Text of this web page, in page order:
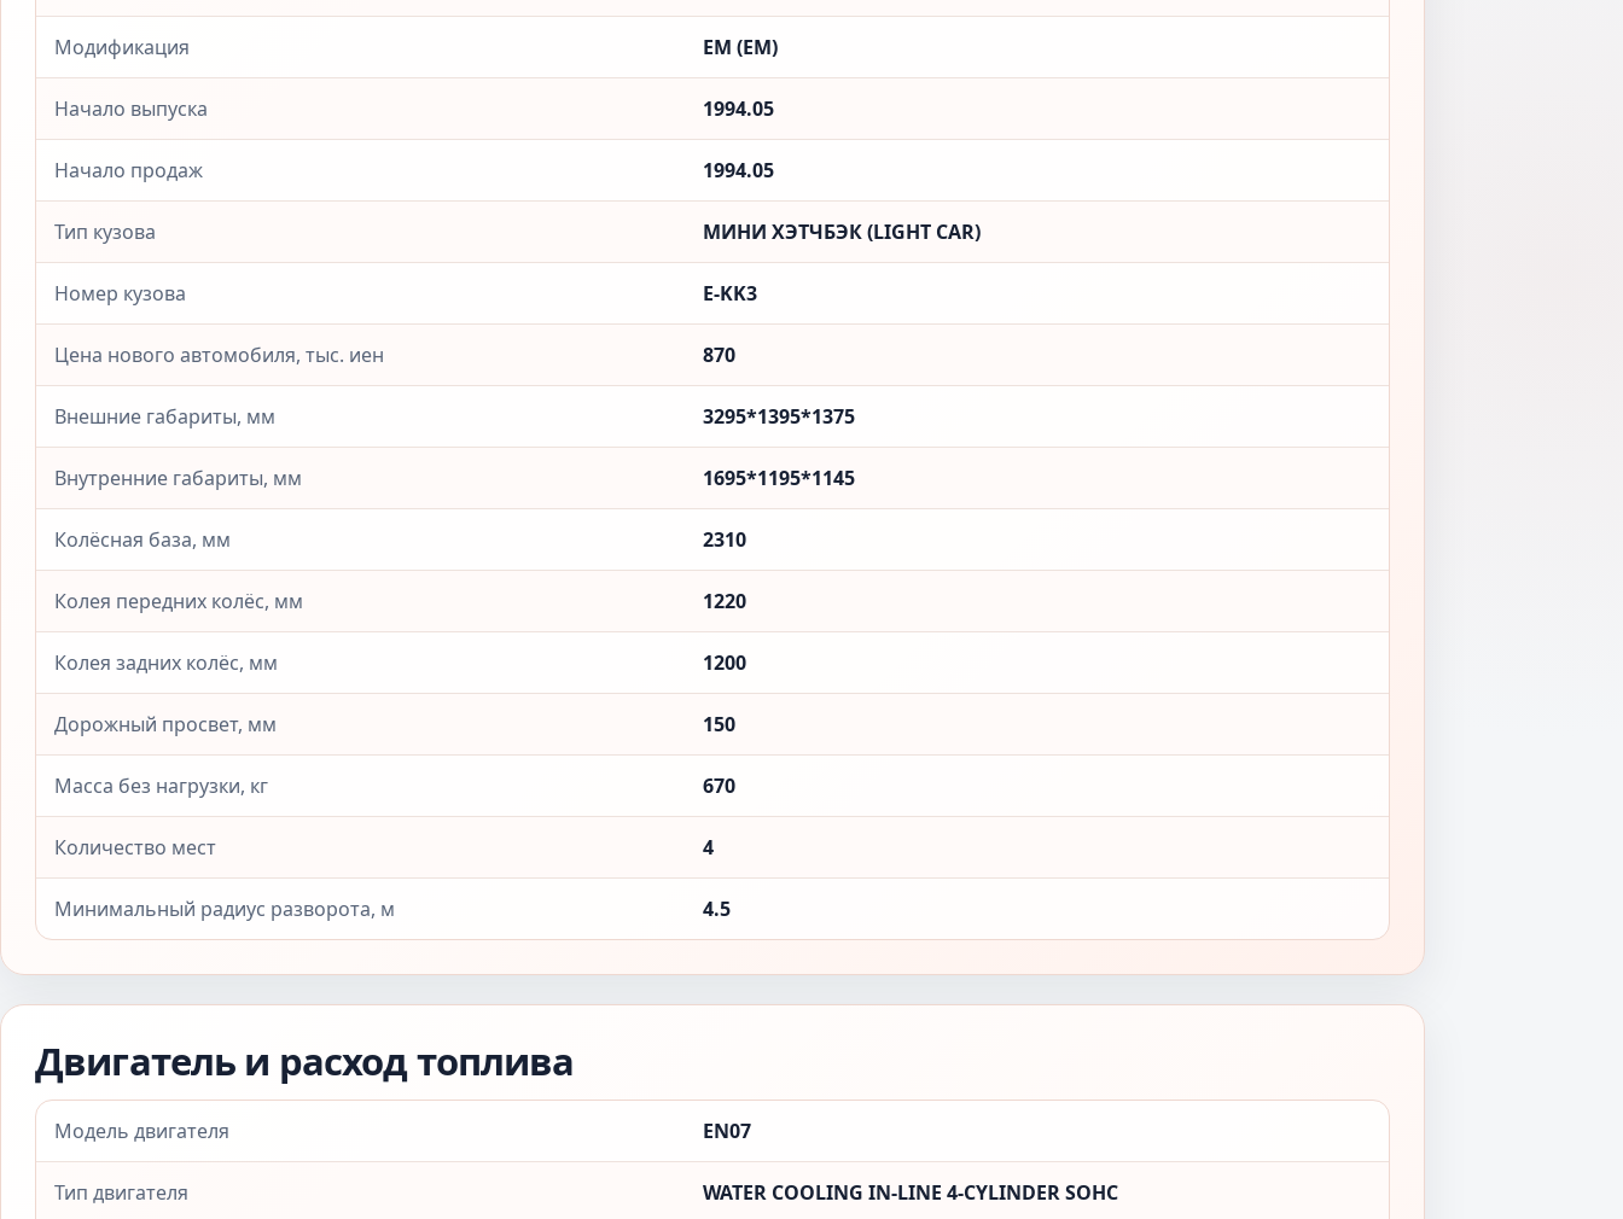
Модификация EM (ЕМ)
Начало выпуска 1994.05
Начало продаж 1994.05
Тип кузова МИНИ ХЭТЧБЭК (LIGHT CAR)
Номер кузова E-KK3
Цена нового автомобиля, тыс. иен 870
Внешние габариты, мм 3295*1395*1375
Внутренние габариты, мм 1695*1195*1145
Колёсная база, мм 2310
Колея передних колёс, мм 1220
Колея задних колёс, мм 1200
Дорожный просвет, мм 150
Масса без нагрузки, кг 670
Количество мест 4
Минимальный радиус разворота, м 4.5
Двигатель и расход топлива
Модель двигателя EN07
Тип двигателя WATER COOLING IN-LINE 4-CYLINDER SOHC